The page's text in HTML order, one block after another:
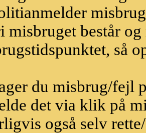
misbruget består
så
du misbrug/fejl
det via klik på
også selv